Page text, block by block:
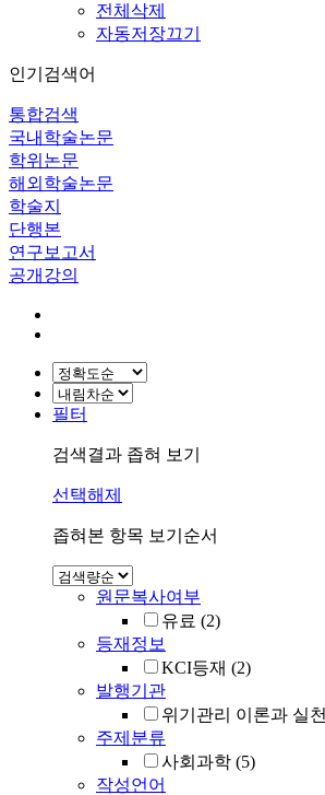
전체삭제
자동저장끄기
인기검색어
통합검색
국내학술논문
학위논문
해외학술논문
학술지
단행본
연구보고서
공개강의
필터
검색결과 좁혀 보기
선택해제
좁혀본 항목 보기순서
원문복사여부
유료 (2)
등재정보
KCI등재 (2)
발행기관
위기관리 이론과 실천
주제분류
사회과학 (5)
작성언어